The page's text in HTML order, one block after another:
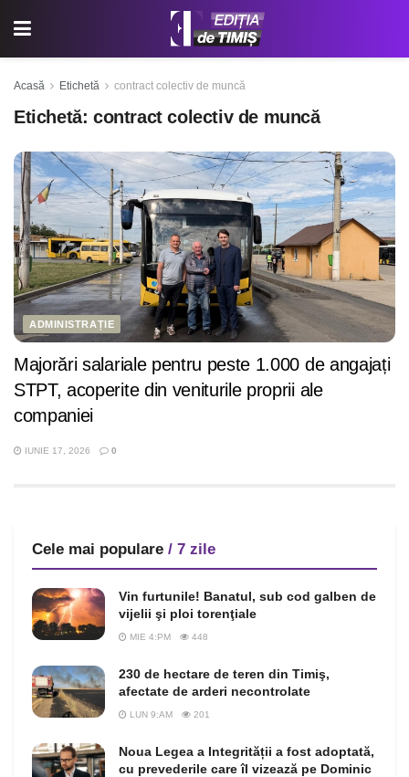
Acasă Etichetă contract colectiv de muncă
Etichetă: contract colectiv de muncă
ADMINISTRAȚIE
Majorări salariale pentru peste 1.000 de angajați
STPT, acoperite din veniturile proprii ale
companiei
IUNIE 17, 2026 0
Cele mai populare / 7 zile
Vin furtunile! Banatul, sub cod galben de
vijelii şi ploi torenţiale
MIE 4:PM 448
230 de hectare de teren din Timiş,
afectate de arderi necontrolate
LUN 9:AM 201
Noua Legea a Integrității a fost adoptată,
cu prevederile care îl vizează pe Dominic